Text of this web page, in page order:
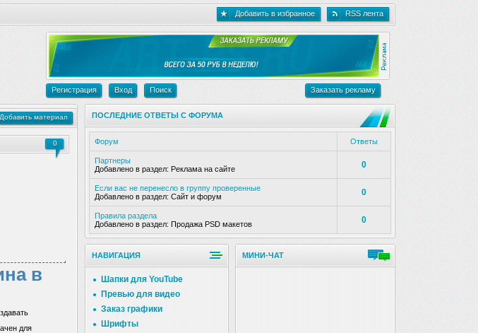
Добавить в избранное RSS лента
Регистрация Вход Поиск Заказать рекламу
Добавить материал
0
в
для
ПОСЛЕДНИЕ ОТВЕТЫ С ФОРУМА
Форум Ответы
Партнеры
Добавлено в раздел: Реклама на сайте 0
Если вас не перенесло в группу проверенные
Добавлено в раздел: Сайт и форум 0
Правила раздела
Добавлено в раздел: Продажа PSD макетов 0
НАВИГАЦИЯ
Шапки для YouTube
Превью для видео
Заказ графики
Шрифты
МИНИ-ЧАТ